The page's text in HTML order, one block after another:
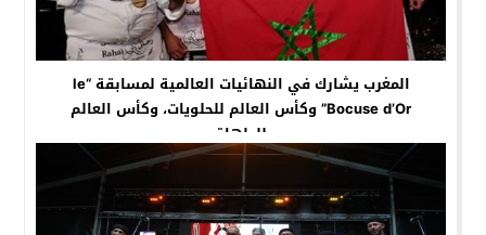
المغرب يشارك في النهائيات العالمية لمسابقة “le
Bocuse d’Or” وكأس العالم للحلويات، وكأس العالم
للطهاة